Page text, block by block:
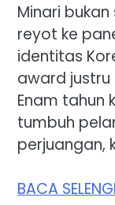
Minari
reyot ke
identitas
award justru
Enam tahun
tumbuh
perjuangan,
BACA